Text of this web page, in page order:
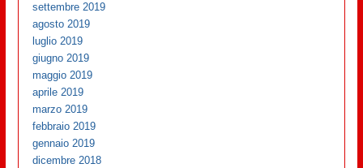
settembre 2019
agosto 2019
luglio 2019
giugno 2019
maggio 2019
aprile 2019
marzo 2019
febbraio 2019
gennaio 2019
dicembre 2018